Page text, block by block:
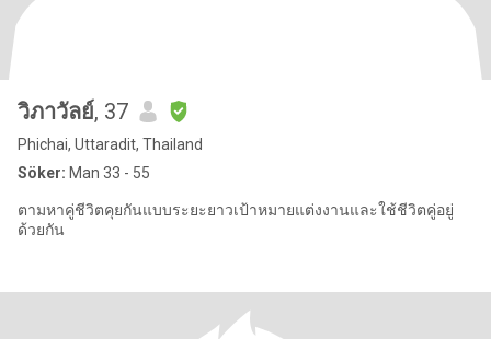
วิภาวัลย์, 37
Phichai, Uttaradit, Thailand
Söker: Man 33 - 55
ตามหาคู่ชีวิตคุยกันแบบระยะยาวเป้าหมายแต่งงานและใช้ชีวิตคู่อยู่
ด้วยกัน